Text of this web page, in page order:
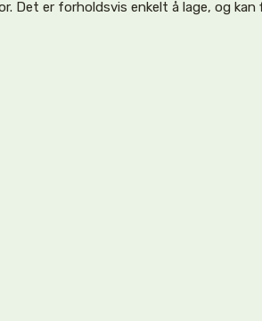
Det er forholdsvis enkelt å lage, og kan